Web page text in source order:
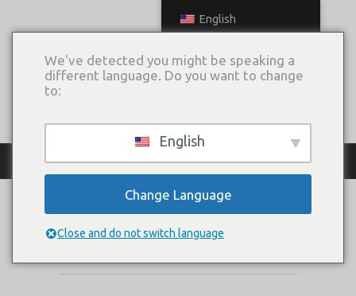
КАТАЛОГ ПЛАТЬЕВ
МУСКАТ
English
We've detected you might be speaking a
different language. Do you want to change
to:
English
Change Language
Close and do not switch language